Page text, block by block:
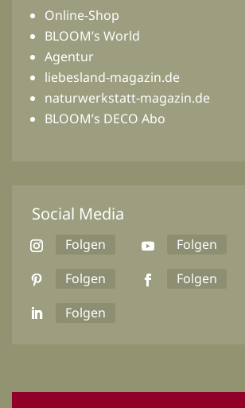
Online-Shop
BLOOM’s World
Agentur
liebesland-magazin.de
naturwerkstatt-magazin.de
BLOOM’s DECO Abo
Social Media
Folgen
Folgen
Folgen
Folgen
Folgen